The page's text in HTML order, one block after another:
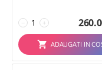
+
−
ADAUGATI IN